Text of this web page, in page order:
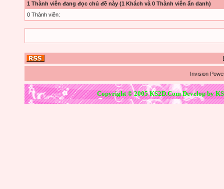
1 Thành viên đang đọc chủ đề này (1 Khách và 0 Thành viên ẩn danh)
0 Thành viên:
Invision
Copyright © 2005 KS2D.Com Develop by